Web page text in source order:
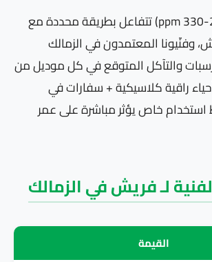
مياه الزمالك (250-330 ppm) تتفاعل بطريقة محددة مع
وفنّيونا المعتمدون في الزمالك
والتآكل المتوقع في كل موديل من
راقية كلاسيكية + سفارات في
استخدام خاص يؤثر مباشرة على عمر
لـ فريش في الزمالك
القيمة